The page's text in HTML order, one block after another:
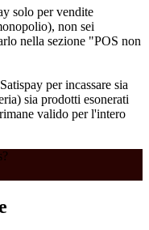
solo per vendite
non sei
nella sezione "POS non
per incassare sia
sia prodotti esonerati
valido per l'intero